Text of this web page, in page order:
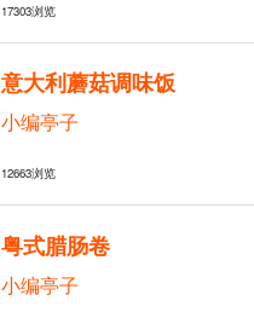
17303浏览
意大利蘑菇调味饭
小编亭子
12663浏览
粤式腊肠卷
小编亭子